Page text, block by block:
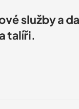
služby a
talíři.